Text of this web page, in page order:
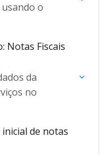
o
Notas Fiscais
da
no
de notas